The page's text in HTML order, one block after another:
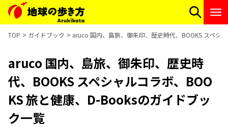
TOP ガイドブック aruco 国内、島旅、御朱印、歴史時代、BOOKS スペシ
aruco 国内、島旅、御朱印、歴史時
代、BOOKS スペシャルコラボ、BOO
KS 旅と健康、D-Booksのガイドブッ
ク一覧